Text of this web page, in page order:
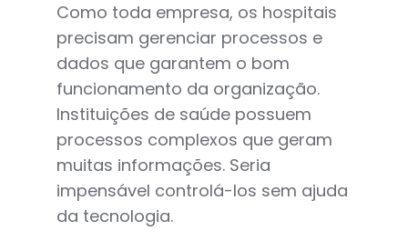
Como toda empresa, os hospitais
precisam gerenciar processos e
dados que garantem o bom
funcionamento da organização.
Instituições de saúde possuem
processos complexos que geram
muitas informações. Seria
impensável controlá-los sem ajuda
da tecnologia.